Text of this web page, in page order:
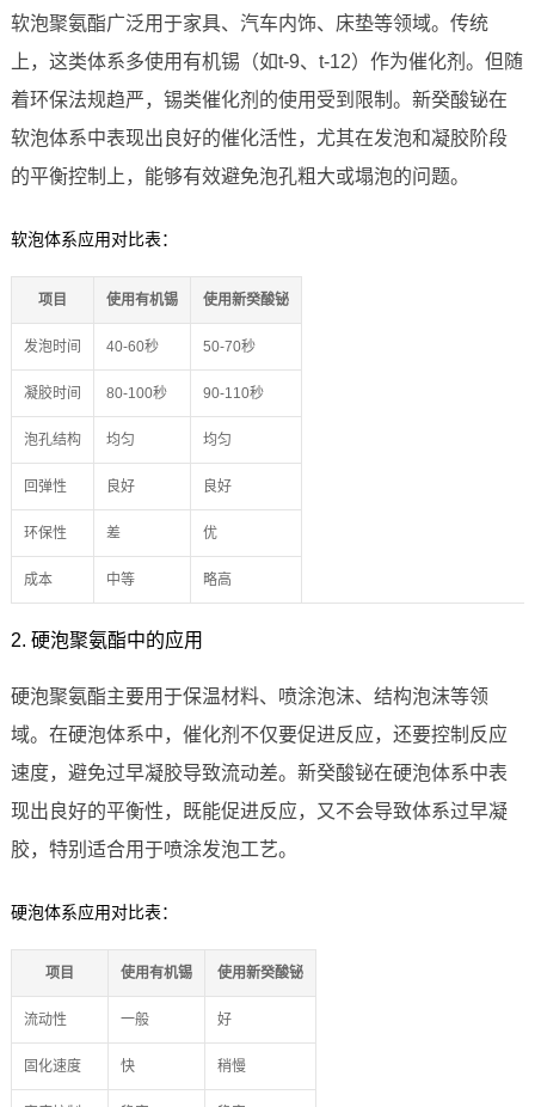
软泡聚氨酯广泛用于家具、汽车内饰、床垫等领域。传统
上，这类体系多使用有机锡（如t-9、t-12）作为催化剂。但随
着环保法规趋严，锡类催化剂的使用受到限制。新癸酸铋在
软泡体系中表现出良好的催化活性，尤其在发泡和凝胶阶段
的平衡控制上，能够有效避免泡孔粗大或塌泡的问题。
软泡体系应用对比表：
项目 使用有机锡 使用新癸酸铋
发泡时间 40-60秒 50-70秒
凝胶时间 80-100秒 90-110秒
泡孔结构 均匀 均匀
回弹性 良好 良好
环保性 差 优
成本 中等 略高
2. 硬泡聚氨酯中的应用
硬泡聚氨酯主要用于保温材料、喷涂泡沫、结构泡沫等领
域。在硬泡体系中，催化剂不仅要促进反应，还要控制反应
速度，避免过早凝胶导致流动差。新癸酸铋在硬泡体系中表
现出良好的平衡性，既能促进反应，又不会导致体系过早凝
胶，特别适合用于喷涂发泡工艺。
硬泡体系应用对比表：
项目 使用有机锡 使用新癸酸铋
流动性 一般 好
固化速度 快 稍慢